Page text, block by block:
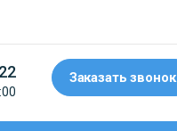
Заказать звонок